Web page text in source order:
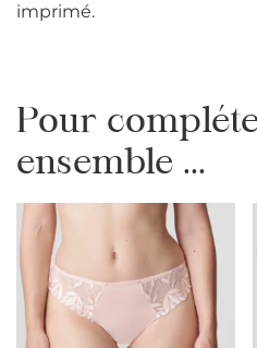
imprimé.
Pour
ensemble ...